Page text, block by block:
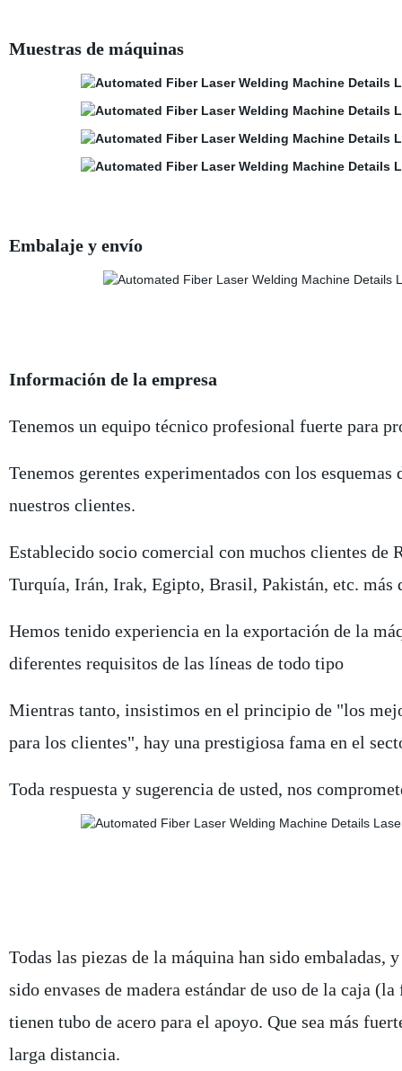
Muestras de máquinas
Embalaje y envío
Información de la empresa
Tenemos un equipo técnico profesional fuerte para
Tenemos gerentes experimentados con los
nuestros clientes.
Establecido socio comercial con muchos clientes de
Turquía, Irán, Irak, Egipto, Brasil, Pakistán, etc. más
Hemos tenido experiencia en la exportación de la
diferentes requisitos de las líneas de todo tipo
Mientras tanto, insistimos en el principio de "los
para los clientes", hay una prestigiosa fama en el
Toda respuesta y sugerencia de usted, nos
Todas las piezas de la máquina han sido
sido envases de madera estándar de uso de la caja
tienen tubo de acero para el apoyo. Que sea más
larga distancia.